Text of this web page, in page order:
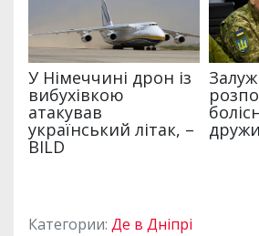
Категории: Де в Дніпрі